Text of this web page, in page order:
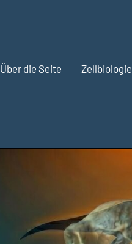
Über die Seite Zellbiologie